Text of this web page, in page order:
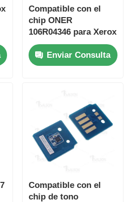
la unidad
unidad
unidad
Compatible con el
chip ONER
106R04346 para Xerox
B215 B210 B205
Enviar Consulta
Compatible con el
chip de tono